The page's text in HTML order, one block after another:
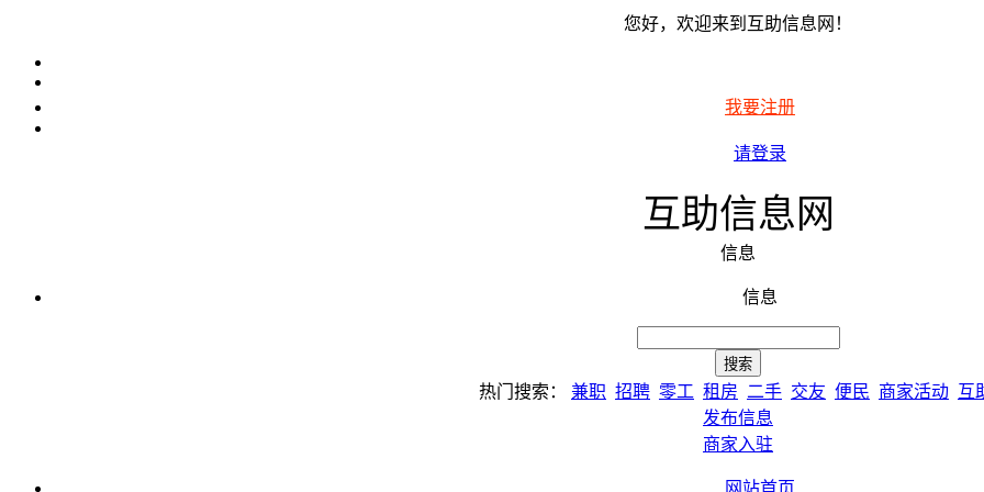
您好，欢迎来到互助信息网！
我要注册
请登录
互助信息网
信息
信息
热门搜索： 兼职 招聘 零工 租房 二手 交友 便民 商家活动 互
发布信息
商家入驻
网站首页